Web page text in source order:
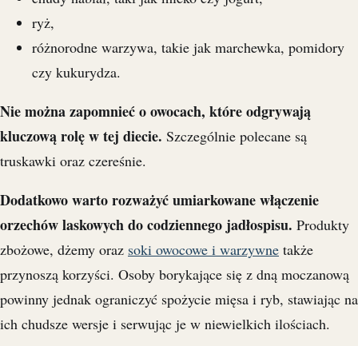
ryż,
różnorodne warzywa, takie jak marchewka, pomidory
czy kukurydza.
Nie można zapomnieć o owocach, które odgrywają
kluczową rolę w tej diecie. Szczególnie polecane są
truskawki oraz czereśnie.
Dodatkowo warto rozważyć umiarkowane włączenie
orzechów laskowych do codziennego jadłospisu. Produkty
zbożowe, dżemy oraz soki owocowe i warzywne także
przynoszą korzyści. Osoby borykające się z dną moczanową
powinny jednak ograniczyć spożycie mięsa i ryb, stawiając na
ich chudsze wersje i serwując je w niewielkich ilościach.